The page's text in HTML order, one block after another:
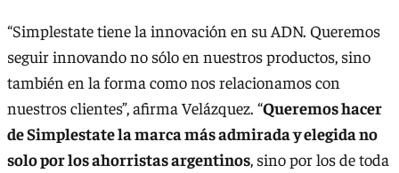
“Simplestate tiene la innovación en su ADN. Queremos
seguir innovando no sólo en nuestros productos, sino
también en la forma como nos relacionamos con
nuestros clientes”, afirma Velázquez. “Queremos hacer
de Simplestate la marca más admirada y elegida no
solo por los ahorristas argentinos, sino por los de toda